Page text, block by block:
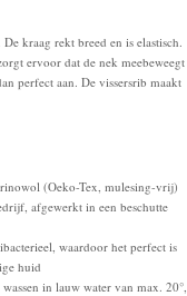
kraag rekt breed en is elastisch.
ervoor dat de nek meebeweegt
perfect aan. De vissersrib maakt
(Oeko-Tex, mulesing-vrij)
afgewerkt in een beschutte
waardoor het perfect is
huid
in lauw water van max. 20°,